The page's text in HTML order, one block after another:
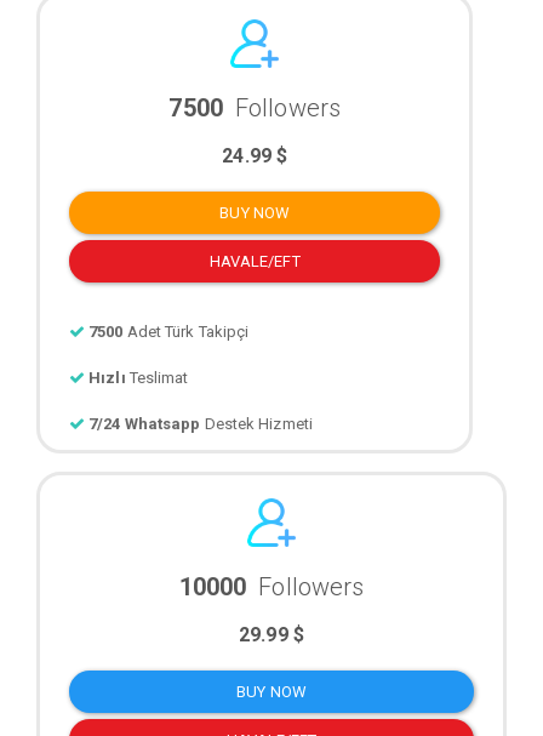
7500 Followers
24.99 $
BUY NOW
HAVALE/EFT
7500 Adet Türk Takipçi
Hızlı Teslimat
7/24 Whatsapp Destek Hizmeti
10000 Followers
29.99 $
BUY NOW